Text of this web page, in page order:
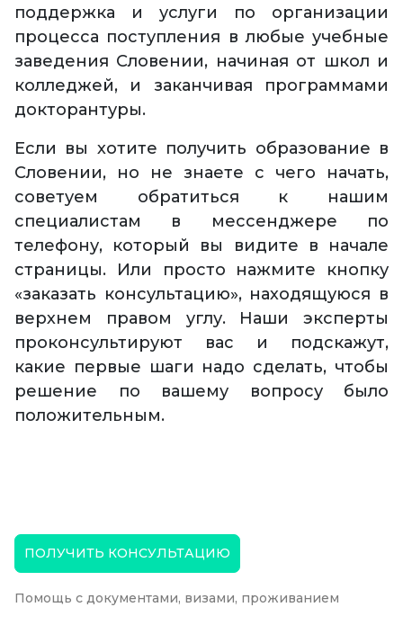
поддержка и услуги по организации
процесса поступления в любые учебные
заведения Словении, начиная от школ и
колледжей, и заканчивая программами
докторантуры.
Если вы хотите получить образование в
Словении, но не знаете с чего начать,
советуем обратиться к нашим
специалистам в мессенджере по
телефону, который вы видите в начале
страницы. Или просто нажмите кнопку
«заказать консультацию», находящуюся в
верхнем правом углу. Наши эксперты
проконсультируют вас и подскажут,
какие первые шаги надо сделать, чтобы
решение по вашему вопросу было
положительным.
ПОЛУЧИТЬ КОНСУЛЬТАЦИЮ
Помощь с документами, визами, проживанием